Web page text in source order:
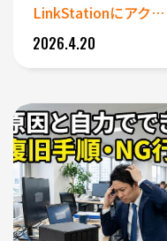
LinkStationにアクセ...
2026.4.20